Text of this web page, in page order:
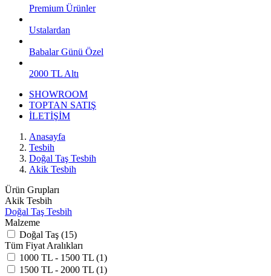
Premium Ürünler
Ustalardan
Babalar Günü Özel
2000 TL Altı
SHOWROOM
TOPTAN SATIŞ
İLETİŞİM
Anasayfa
Tesbih
Doğal Taş Tesbih
Akik Tesbih
Ürün Grupları
Akik Tesbih
Doğal Taş Tesbih
Malzeme
Doğal Taş (15)
Tüm Fiyat Aralıkları
1000 TL - 1500 TL (1)
1500 TL - 2000 TL (1)